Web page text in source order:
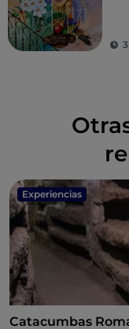
Experiencias
Catacumbas